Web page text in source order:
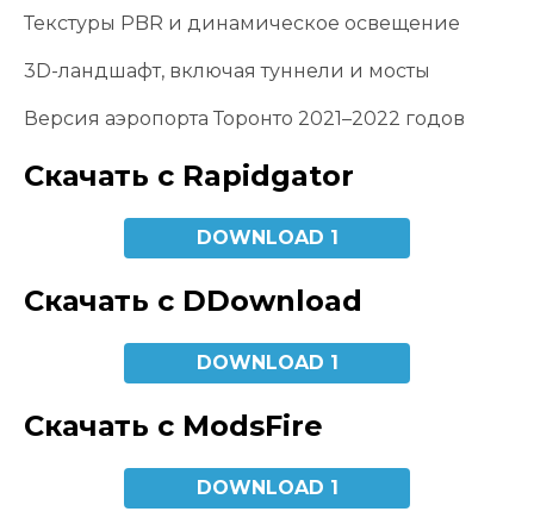
Текстуры PBR и динамическое освещение
3D-ландшафт, включая туннели и мосты
Версия аэропорта Торонто 2021–2022 годов
Скачать с Rapidgator
DOWNLOAD 1
Скачать с DDownload
DOWNLOAD 1
Скачать с ModsFire
DOWNLOAD 1